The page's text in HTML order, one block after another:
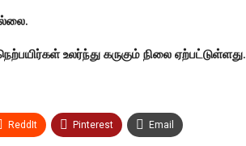
உலர்ந்து கருகும் நிலை ஏற்பட்டுள்ளது.
ReddIt Pinterest Email